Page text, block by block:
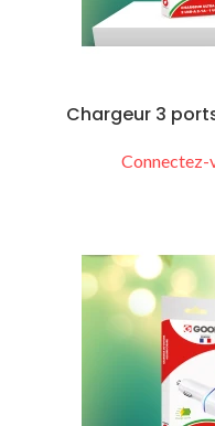
Chargeur 3
Connectez-